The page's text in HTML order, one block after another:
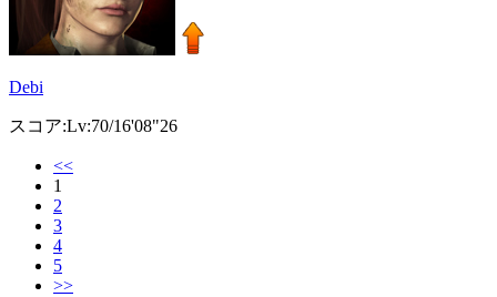
Debi
スコア:Lv:70/16'08"26
<<
1
2
3
4
5
>>